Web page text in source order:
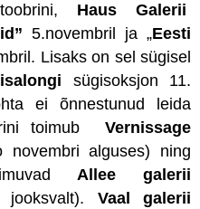
Haus Galerii
5.novembril ja „Eesti
Lisaks on sel sügisel
sügisoksjon 11.
ei õnnestunud leida
toimub
Vernissage
novembri alguses) ning
Allee galerii
jooksvalt). Vaal
galerii